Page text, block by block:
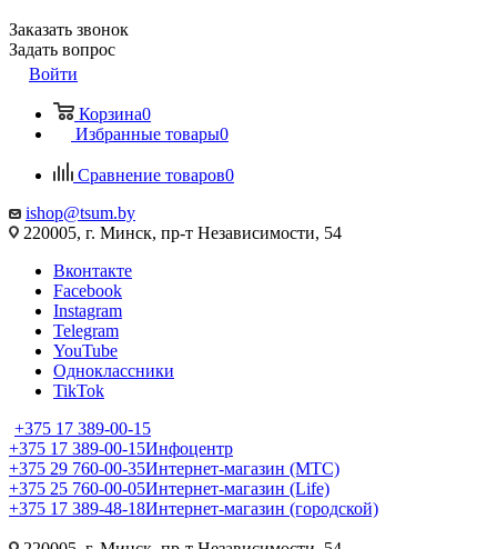
Заказать звонок
Задать вопрос
Войти
Корзина0
Избранные товары0
Сравнение товаров0
ishop@tsum.by
220005, г. Минск, пр-т Независимости, 54
Вконтакте
Facebook
Instagram
Telegram
YouTube
Одноклассники
TikTok
+375 17 389-00-15
+375 17 389-00-15Инфоцентр
+375 29 760-00-35Интернет-магазин (МТС)
+375 25 760-00-05Интернет-магазин (Life)
+375 17 389-48-18Интернет-магазин (городской)